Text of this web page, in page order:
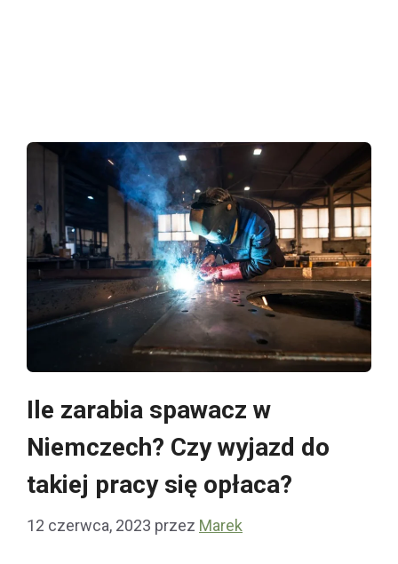
Ile zarabia spawacz w
Niemczech? Czy wyjazd do
takiej pracy się opłaca?
12 czerwca, 2023 przez Marek